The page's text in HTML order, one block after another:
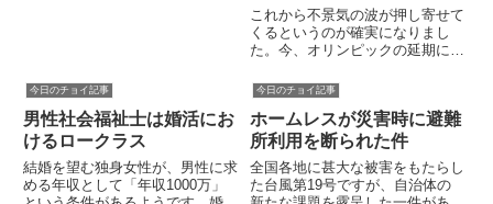
これから不景気の波が押し寄せて
くるというのが確実になりまし
た。今、オリンピックの延期につ
が記者会見をしていますが、もし
延期となった場合、さらなる不景
気が訪れるでしょう。リーマンシ
ョック並みとか、リーマン以上だ
今日のチョイ記事
男性社会福祉士は婚活にお
けるロークラス
結婚を望む独身女性が、男性に求
める年収として「年収1000万」
今日のチョイ記事
ホームレスが災害時に避難
所利用を断られた件
全国各地に甚大な被害をもたらし
た台風第19号ですが、自治体の